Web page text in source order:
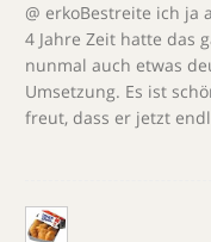
@ erkoBestreite ich ja
4 Jahre Zeit hatte das
nunmal auch etwas
Umsetzung. Es ist
freut, dass er jetzt